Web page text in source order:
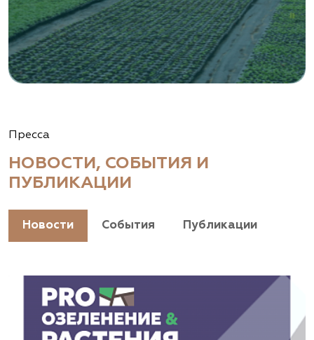
Пресса
НОВОСТИ, СОБЫТИЯ И
ПУБЛИКАЦИИ
Новости События Публикации